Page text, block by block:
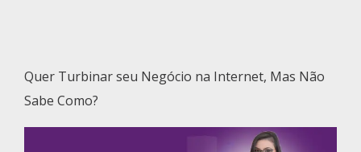
Quer Turbinar seu Negócio na Internet, Mas Não
Sabe Como?